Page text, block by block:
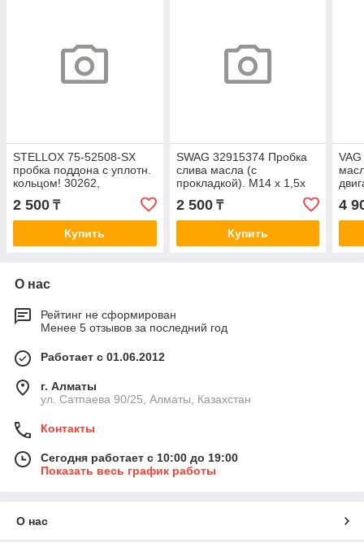
STELLOX 75-52508-SX
пробка поддона с уплотн.
кольцом! 30262,
M12x1.25\ Daihatsu Sirion,
Toyota
2 500 ₸
Купить
SWAG 32915374 Пробка
слива масла (с
прокладкой). M14 x 1,5x
2 500₸
Купить
4
О нас
Рейтинг не сформирован
Менее 5 отзывов за последний год
Работает с 01.06.2012
г. Алматы
ул. Сатпаева 90/25, Алматы, Казахстан
Контакты
Сегодня работает с 10:00 до 19:00
Показать весь график работы
О нас